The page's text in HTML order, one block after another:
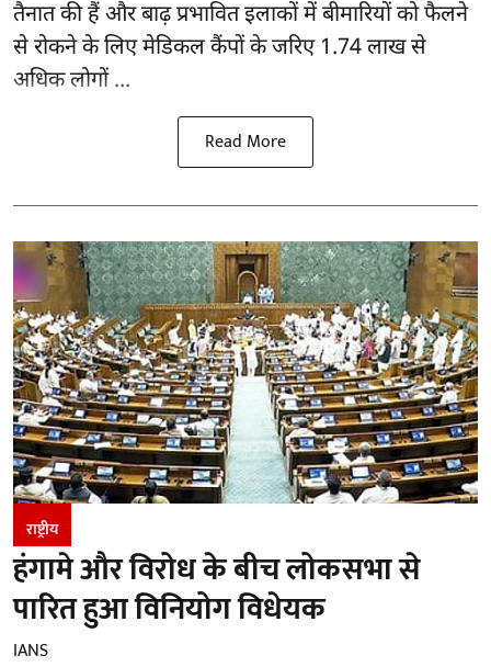
तैनात की हैं और बाढ़ प्रभावित इलाकों में बीमारियों को फैलने
से रोकने के लिए मेडिकल कैंपों के जरिए 1.74 लाख से
अधिक लोगों ...
Read More
राष्ट्रीय
हंगामे और विरोध के बीच लोकसभा से
पारित हुआ विनियोग विधेयक
IANS